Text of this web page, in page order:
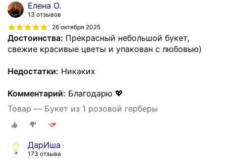
Елена О.
13 отзывов
26 октября 2025
Достоинства: Прекрасный небольшой букет,
свежие красивые цветы и упакован с любовью)
Недостатки: Никаких
Комментарий: Благодарю 💖
Товар — Букет из 1 розовой герберы
ДарИша
173 отзыва